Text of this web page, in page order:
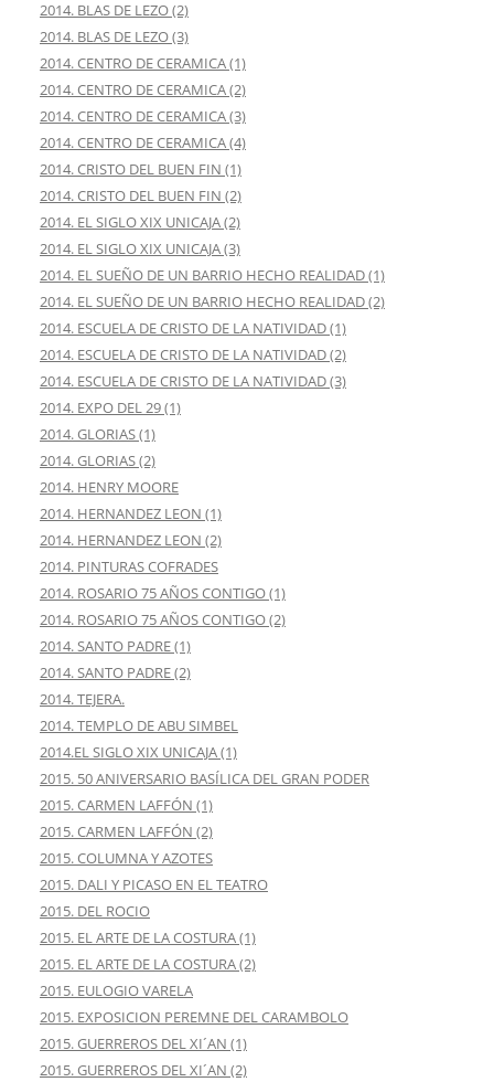
2014. BLAS DE LEZO (2)
2014. BLAS DE LEZO (3)
2014. CENTRO DE CERAMICA (1)
2014. CENTRO DE CERAMICA (2)
2014. CENTRO DE CERAMICA (3)
2014. CENTRO DE CERAMICA (4)
2014. CRISTO DEL BUEN FIN (1)
2014. CRISTO DEL BUEN FIN (2)
2014. EL SIGLO XIX UNICAJA (2)
2014. EL SIGLO XIX UNICAJA (3)
2014. EL SUEÑO DE UN BARRIO HECHO REALIDAD (1)
2014. EL SUEÑO DE UN BARRIO HECHO REALIDAD (2)
2014. ESCUELA DE CRISTO DE LA NATIVIDAD (1)
2014. ESCUELA DE CRISTO DE LA NATIVIDAD (2)
2014. ESCUELA DE CRISTO DE LA NATIVIDAD (3)
2014. EXPO DEL 29 (1)
2014. GLORIAS (1)
2014. GLORIAS (2)
2014. HENRY MOORE
2014. HERNANDEZ LEON (1)
2014. HERNANDEZ LEON (2)
2014. PINTURAS COFRADES
2014. ROSARIO 75 AÑOS CONTIGO (1)
2014. ROSARIO 75 AÑOS CONTIGO (2)
2014. SANTO PADRE (1)
2014. SANTO PADRE (2)
2014. TEJERA.
2014. TEMPLO DE ABU SIMBEL
2014.EL SIGLO XIX UNICAJA (1)
2015. 50 ANIVERSARIO BASÍLICA DEL GRAN PODER
2015. CARMEN LAFFÓN (1)
2015. CARMEN LAFFÓN (2)
2015. COLUMNA Y AZOTES
2015. DALI Y PICASO EN EL TEATRO
2015. DEL ROCIO
2015. EL ARTE DE LA COSTURA (1)
2015. EL ARTE DE LA COSTURA (2)
2015. EULOGIO VARELA
2015. EXPOSICION PEREMNE DEL CARAMBOLO
2015. GUERREROS DEL XI´AN (1)
2015. GUERREROS DEL XI´AN (2)